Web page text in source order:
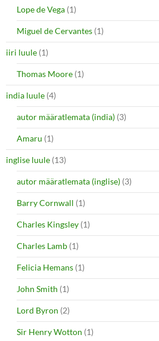
Lope de Vega (1)
Miguel de Cervantes (1)
iiri luule (1)
Thomas Moore (1)
india luule (4)
autor määratlemata (india) (3)
Amaru (1)
inglise luule (13)
autor määratlemata (inglise) (3)
Barry Cornwall (1)
Charles Kingsley (1)
Charles Lamb (1)
Felicia Hemans (1)
John Smith (1)
Lord Byron (2)
Sir Henry Wotton (1)